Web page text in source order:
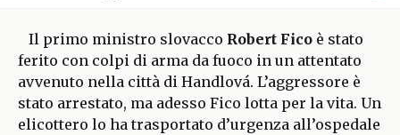
Il primo ministro slovacco Robert Fico è stato
ferito con colpi di arma da fuoco in un attentato
avvenuto nella città di Handlová. L’aggressore è
stato arrestato, ma adesso Fico lotta per la vita. Un
elicottero lo ha trasportato d’urgenza all’ospedale